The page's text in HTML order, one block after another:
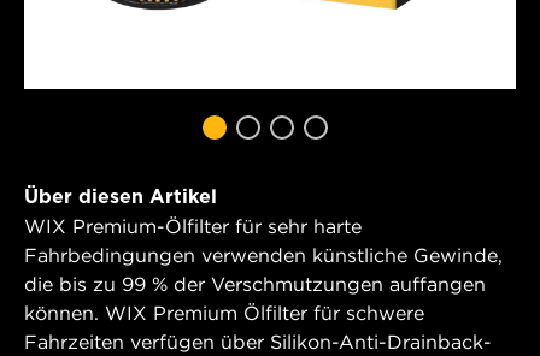
Über diesen Artikel
WIX Premium-Ölfilter für sehr harte
Fahrbedingungen verwenden künstliche Gewinde,
die bis zu 99 % der Verschmutzungen auffangen
können. WIX Premium Ölfilter für schwere
Fahrzeiten verfügen über Silikon-Anti-Drainback-